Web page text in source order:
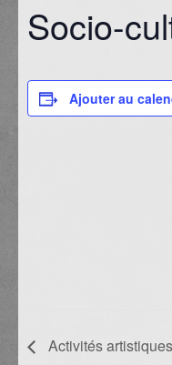
Socio-
Ajouter au
Activités